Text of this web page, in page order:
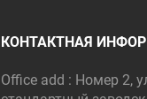
КОНТАКТНАЯ
Office add : Номер 2,